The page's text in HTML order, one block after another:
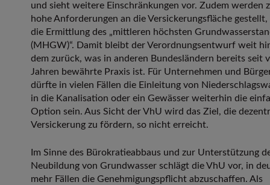
und sieht weitere Einschränkungen vor. Zudem werden
hohe Anforderungen an die Versickerungsfläche
die Ermittlung des „mittleren höchsten
(MHGW)“. Damit bleibt der Verordnungsentwurf weit
dem zurück, was in anderen Bundesländern bereits seit
Jahren bewährte Praxis ist. Für Unternehmen und
dürfte in vielen Fällen die Einleitung von
in die Kanalisation oder ein Gewässer weiterhin die
Option sein. Aus Sicht der VhU wird das Ziel, die
Versickerung zu fördern, so nicht erreicht.
Im Sinne des Bürokratieabbaus und zur Unterstützung
Neubildung von Grundwasser schlägt die VhU vor, in
mehr Fällen die Genehmigungspflicht abzuschaffen. Als